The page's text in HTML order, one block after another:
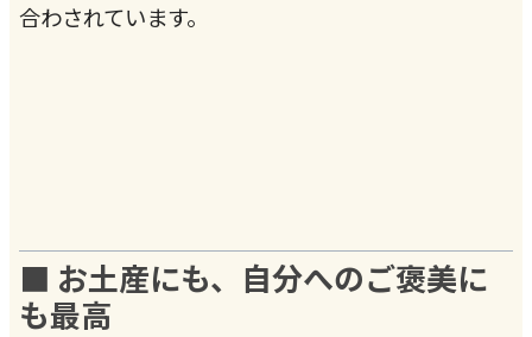
合わされています。
■ お土産にも、自分へのご褒美に
も最高